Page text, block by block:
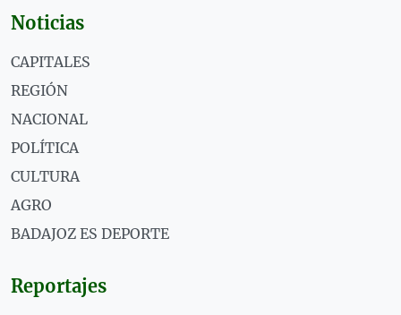
Noticias
CAPITALES
REGIÓN
NACIONAL
POLÍTICA
CULTURA
AGRO
BADAJOZ ES DEPORTE
Reportajes